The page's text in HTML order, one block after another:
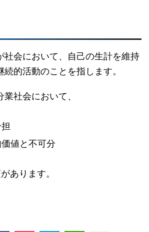
社会において、自己の生計を維持
的活動のことを指します。
業社会において、
値と不可分
あります。